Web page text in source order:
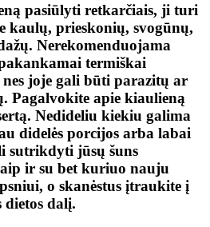
pasiūlyti retkarčiais, ji turi
kaulų, prieskonių, svogūnų,
Nerekomenduojama
termiškai
joje gali būti parazitų ar
Pagalvokite apie kiaulieną
Nedideliu kiekiu galima
didelės porcijos arba labai
sutrikdyti jūsų šuns
ir su bet kuriuo nauju
o skanėstus įtraukite į
dietos dalį.